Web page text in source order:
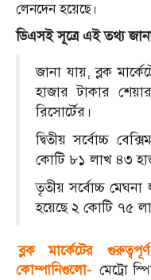
লেনদেন হয়েছে।
ডিএসই সূত্রে এই তথ্য
জানা যায়, ব্লক
হাজার টাকার
রিসোর্টের।
দ্বিতীয় সর্বোচ্চ
কোটি ৮১ লাখ ৪৩
তৃতীয় সর্বোচ্চ
হয়েছে ২ কোটি ৭৫
ব্লক মার্কেটের
কোম্পানিগুলো- মেট্রো